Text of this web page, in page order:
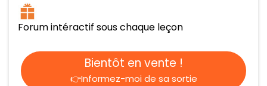
Forum intéractif sous chaque leçon
Bientôt en vente !
👉Informez-moi de sa sortie